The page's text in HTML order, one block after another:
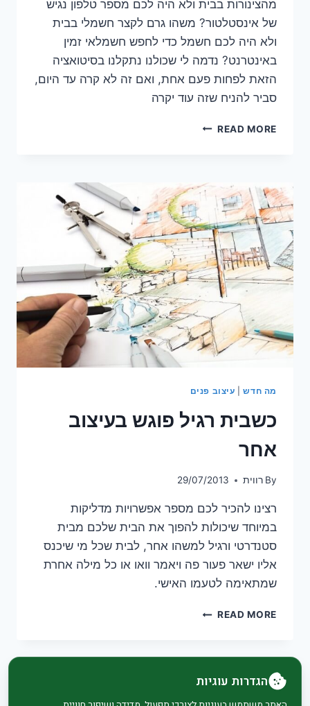
מהצינורות בבית ולא היה לכם מספר טלפון נגיש
של אינסטלטור? משהו גרם לקצר חשמלי בבית
ולא היה לכם חשמל כדי לחפש חשמלאי זמין
באינטרנט? נדמה לי שכולנו נתקלנו בסיטואציה
הזאת לפחות פעם אחת, ואם זה לא קרה עד היום,
סביר להניח שזה עוד יקרה
READ MOREקשרי
מה חדש| עיצוב פנים
כשבית רגיל פוגש בעיצוב
אחר
By רווית 29/07/2013
רצינו להכיר לכם מספר אפשרויות מדליקות
במיוחד שיכולות להפוך את הבית שלכם מבית
סטנדרטי ורגיל למשהו אחר, לבית שכל מי שיכנס
אליו ישאר פעור פה ויאמר וואו או כל מילה אחרת
שמתאימה לטעמו האישי.
READ MOREכשבית
בעיצוב
הגדרות עוגיות